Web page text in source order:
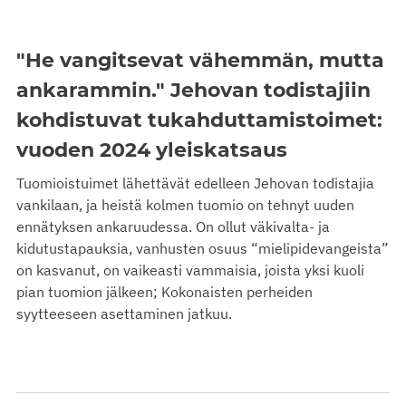
seconds
"He vangitsevat vähemmän, mutta
ankarammin." Jehovan todistajiin
kohdistuvat tukahduttamistoimet:
vuoden 2024 yleiskatsaus
Tuomioistuimet lähettävät edelleen Jehovan todistajia
vankilaan, ja heistä kolmen tuomio on tehnyt uuden
ennätyksen ankaruudessa. On ollut väkivalta- ja
kidutustapauksia, vanhusten osuus “mielipidevangeista”
on kasvanut, on vaikeasti vammaisia, joista yksi kuoli
pian tuomion jälkeen; Kokonaisten perheiden
syytteeseen asettaminen jatkuu.